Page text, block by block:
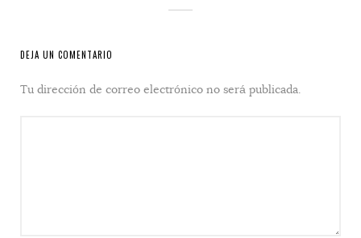
DEJA UN COMENTARIO
Tu dirección de correo electrónico no será publicada.